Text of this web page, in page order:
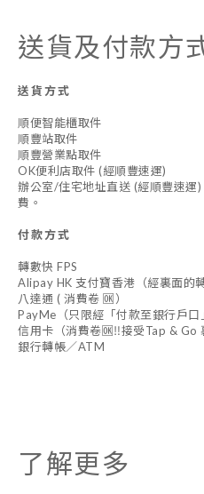
送貨及付款方
送貨方式
順便智能櫃取件
順豐站取件
順豐營業點取件
OK便利店取件 (經順豐速運)
辦公室/住宅地址直送 (經順豐速
費。
付款方式
轉數快 FPS
Alipay HK 支付寶香港（經裏面的
八達通 ( 消費卷 🆗）
PayMe（只限經「付款至銀行戶口
信用卡（消費卷🆗‼️接受Tap & Go
銀行轉帳／ATM
了解更多